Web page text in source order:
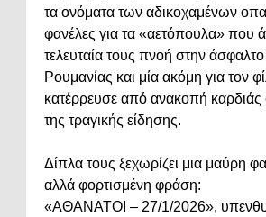
τα ονόματα των αδικοχαμένων
φανέλες για τα «αετόπουλα» που
τελευταία τους πνοή στην άσφαλτο
Ρουμανίας και μία ακόμη για τον
κατέρρευσε από ανακοπή
της τραγικής είδησης.
Δίπλα τους ξεχωρίζει μια μαύρη
αλλά φορτισμένη φράση:
«ΑΘΑΝΑΤΟΙ – 27/1/2026»,